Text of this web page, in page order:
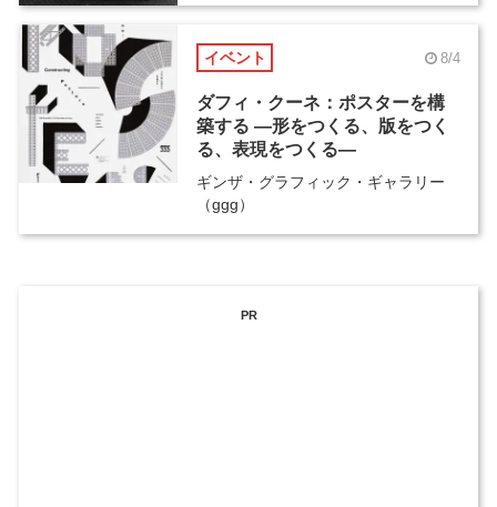
イベント 8/4
ダフィ・クーネ：ポスターを構
築する ―形をつくる、版をつく
る、表現をつくる―
ギンザ・グラフィック・ギャラリー
（ggg）
PR